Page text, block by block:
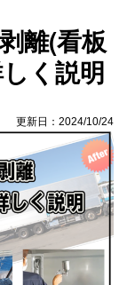
離(看板
く説明
更新日：2024/10/24